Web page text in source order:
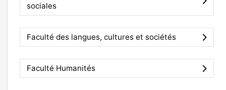
sociales
Faculté des langues, cultures et sociétés
Faculté Humanités